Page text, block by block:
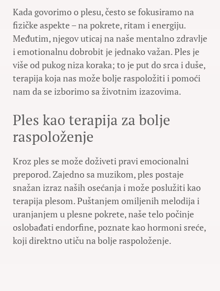
Kada govorimo o plesu, često se fokusiramo na
fizičke aspekte – na pokrete, ritam i energiju.
Međutim, njegov uticaj na naše mentalno zdravlje
i emotionalnu dobrobit je jednako važan. Ples je
više od pukog niza koraka; to je put do srca i duše,
terapija koja nas može bolje raspoložiti i pomoći
nam da se izborimo sa životnim izazovima.
Ples kao terapija za bolje
raspoloženje
Kroz ples se može doživeti pravi emocionalni
preporod. Zajedno sa muzikom, ples postaje
snažan izraz naših osećanja i može poslužiti kao
terapija plesom. Puštanjem omiljenih melodija i
uranjanjem u plesne pokrete, naše telo počinje
oslobađati endorfine, poznate kao hormoni sreće,
koji direktno utiču na bolje raspoloženje.